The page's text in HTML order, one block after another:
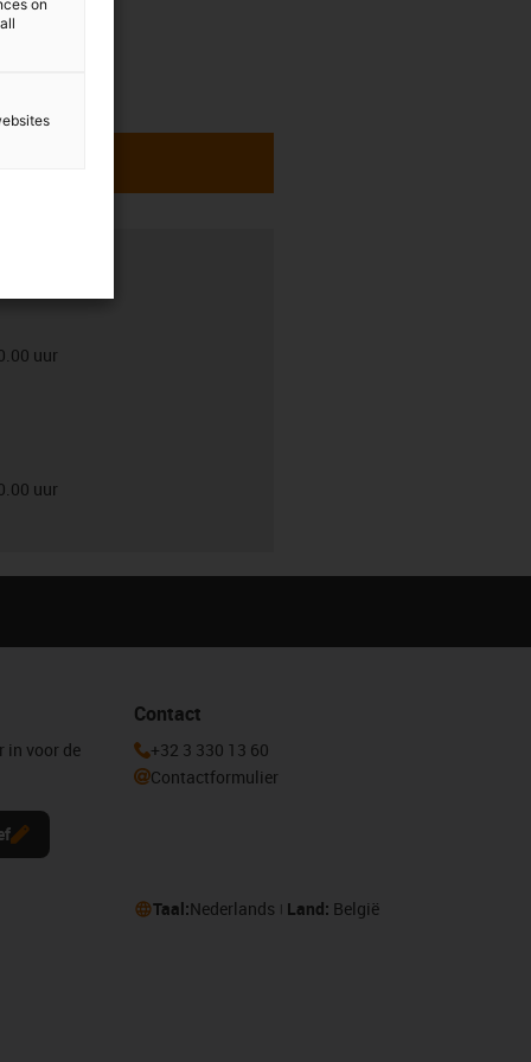
uur
uur
in voor de
Contact
+32 3 330 13 60
Contactformulier
Taal:Nederlands Land: België
on